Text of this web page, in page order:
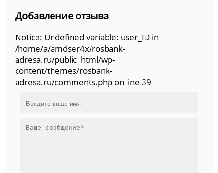
Добавление отзыва
Notice: Undefined variable: user_ID in
/home/a/amdser4x/rosbank-
adresa.ru/public_html/wp-
content/themes/rosbank-
adresa.ru/comments.php on line 39